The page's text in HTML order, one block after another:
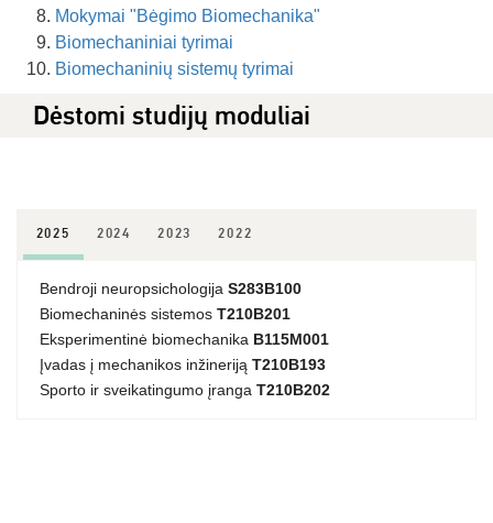
Mokymai "Bėgimo Biomechanika"
Biomechaniniai tyrimai
Biomechaninių sistemų tyrimai
Dėstomi studijų moduliai
2025 2024 2023 2022
Bendroji neuropsichologija S283B100
Biomechaninės sistemos T210B201
Eksperimentinė biomechanika B115M001
Įvadas į mechanikos inžineriją T210B193
Sporto ir sveikatingumo įranga T210B202